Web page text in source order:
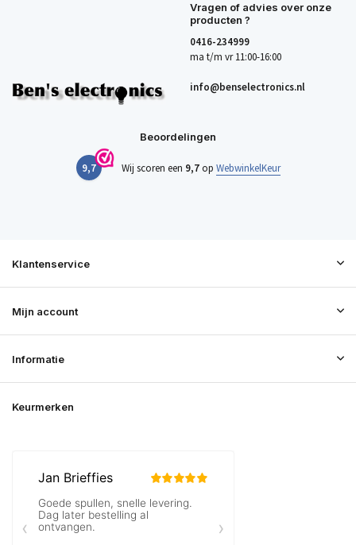
Vragen of advies over onze
producten ?
0416-234999
ma t/m vr 11:00-16:00
info@benselectronics.nl
Beoordelingen
9,7 Wij scoren een 9,7op WebwinkelKeur
Klantenservice
Mijn account
Informatie
Keurmerken